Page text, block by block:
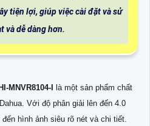
tiện lợi, giúp việc cài đặt và sử
và dễ dàng hơn.
MNVR8104-I
là một sản phẩm chất
Với độ phân giải lên đến 4.0
hình ảnh siêu rõ nét và chi tiết.